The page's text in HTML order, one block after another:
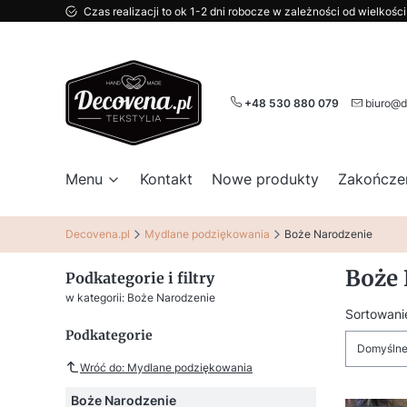
Czas realizacji to ok 1-2 dni robocze w zależności od
+48 530 880 079
Menu Kontakt Nowe produkty
Decovena.pl Mydlane podziękowania Boże Narodzenie
Podkategorie i filtry
w kategorii: Boże Narodzenie
Podkategorie
Wróć do: Mydlane podziękowania
Boże Narodzenie
Boże
Lista
Domyślne